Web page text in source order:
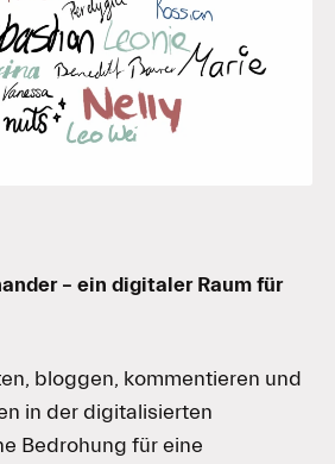
– ein digitaler Raum für
bloggen, kommentieren und
in der digitalisierten
Bedrohung für eine